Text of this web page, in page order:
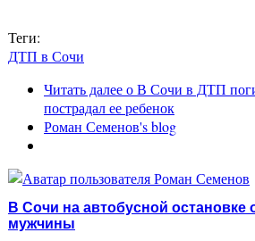
Теги:
ДТП в Сочи
Читать далеео В Сочи в ДТП
пострадал ее ребенок
Роман Семенов's blog
В Сочи на автобусной остановке
мужчины